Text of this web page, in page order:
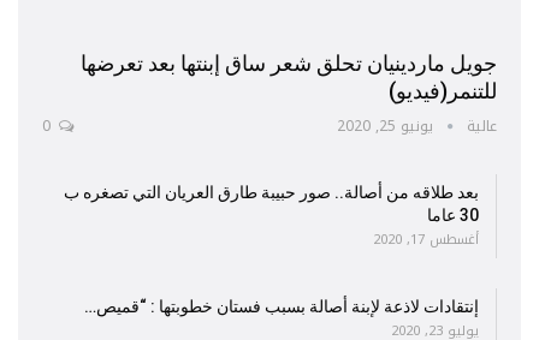
جويل ماردينيان تحلق شعر ساق إبنتها بعد تعرضها
للتنمر(فيديو)
عالية يونيو 25, 2020
بعد طلاقه من أصالة.. صور حبيبة طارق العريان التي تصغره ب
30 عاما
أغسطس 17, 2020
إنتقادات لاذعة لإبنة أصالة بسبب فستان خطوبتها : “قميص…
يوليو 23, 2020